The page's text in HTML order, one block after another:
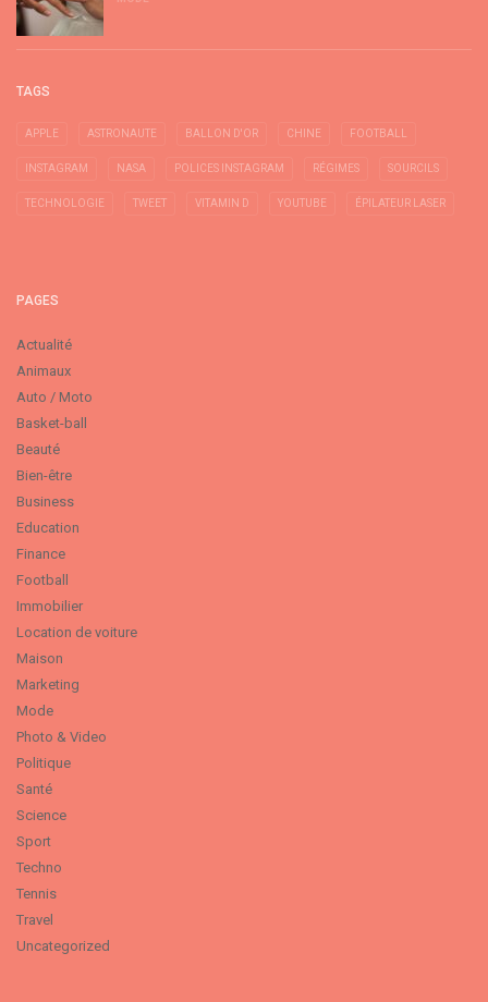
TAGS
APPLE ASTRONAUTE BALLON D'OR CHINE FOOTBALL
INSTAGRAM NASA POLICES INSTAGRAM RÉGIMES SOURCILS
TECHNOLOGIE TWEET VITAMIN D YOUTUBE ÉPILATEUR LASER
PAGES
Actualité
Animaux
Auto / Moto
Basket-ball
Beauté
Bien-être
Business
Education
Finance
Football
Immobilier
Location de voiture
Maison
Marketing
Mode
Photo & Video
Politique
Santé
Science
Sport
Techno
Tennis
Travel
Uncategorized